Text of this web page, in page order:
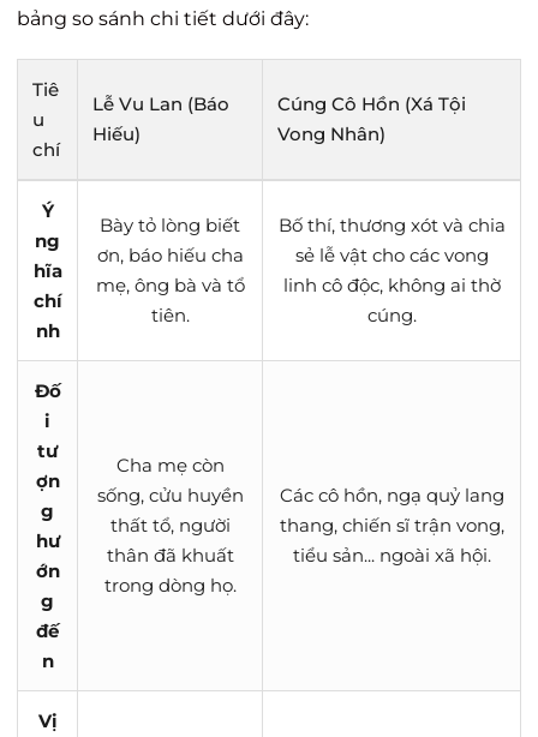
bảng so sánh chi tiết dưới đây:
Tiê
u
chí
Lễ Vu Lan (Báo
Hiếu)
Cúng Cô Hồn (Xá Tội
Vong Nhân)
Ý
ng
hĩa
chí
nh
Bày tỏ lòng biết
ơn, báo hiếu cha
mẹ, ông bà và tổ
tiên.
Bố thí, thương xót và chia
sẻ lễ vật cho các vong
linh cô độc, không ai thờ
cúng.
Đố
i
tư
ợn
g
hư
ớn
g
đế
n
Cha mẹ còn
sống, cửu huyền
thất tổ, người
thân đã khuất
trong dòng họ.
Các cô hồn, ngạ quỷ lang
thang, chiến sĩ trận vong,
tiểu sản... ngoài xã hội.
Vị